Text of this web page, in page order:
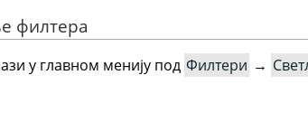
филтера
у главном менију под Филтери →